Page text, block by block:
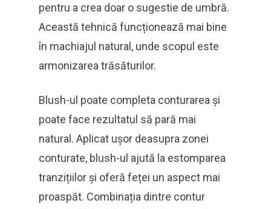
pentru a crea doar o sugestie de umbră.
Această tehnică funcționează mai bine
în machiajul natural, unde scopul este
armonizarea trăsăturilor.
Blush-ul poate completa conturarea și
poate face rezultatul să pară mai
natural. Aplicat ușor deasupra zonei
conturate, blush-ul ajută la estomparea
tranzițiilor și oferă feței un aspect mai
proaspăt. Combinația dintre contur